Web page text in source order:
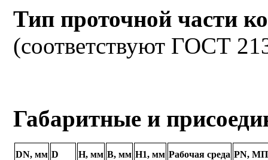
Тип проточной части
(соответствуют ГОСТ
Габаритные и
DN, мм D H, мм В, мм Н1, мм Рабочая среда PN,